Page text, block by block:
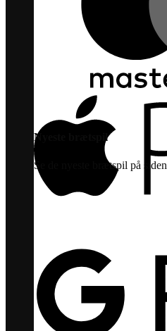
Nyeste brætspil
Se de nyeste brætspil på siden